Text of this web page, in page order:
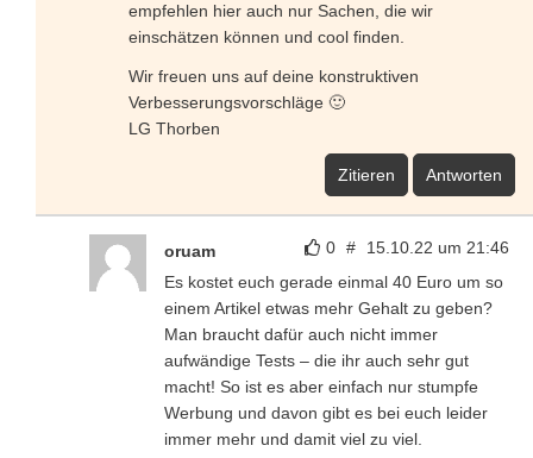
empfehlen hier auch nur Sachen, die wir
einschätzen können und cool finden.
Wir freuen uns auf deine konstruktiven
Verbesserungsvorschläge 🙂
LG Thorben
Zitieren Antworten
0 # 15.10.22 um 21:46
oruam
Es kostet euch gerade einmal 40 Euro um so
einem Artikel etwas mehr Gehalt zu geben?
Man braucht dafür auch nicht immer
aufwändige Tests – die ihr auch sehr gut
macht! So ist es aber einfach nur stumpfe
Werbung und davon gibt es bei euch leider
immer mehr und damit viel zu viel.